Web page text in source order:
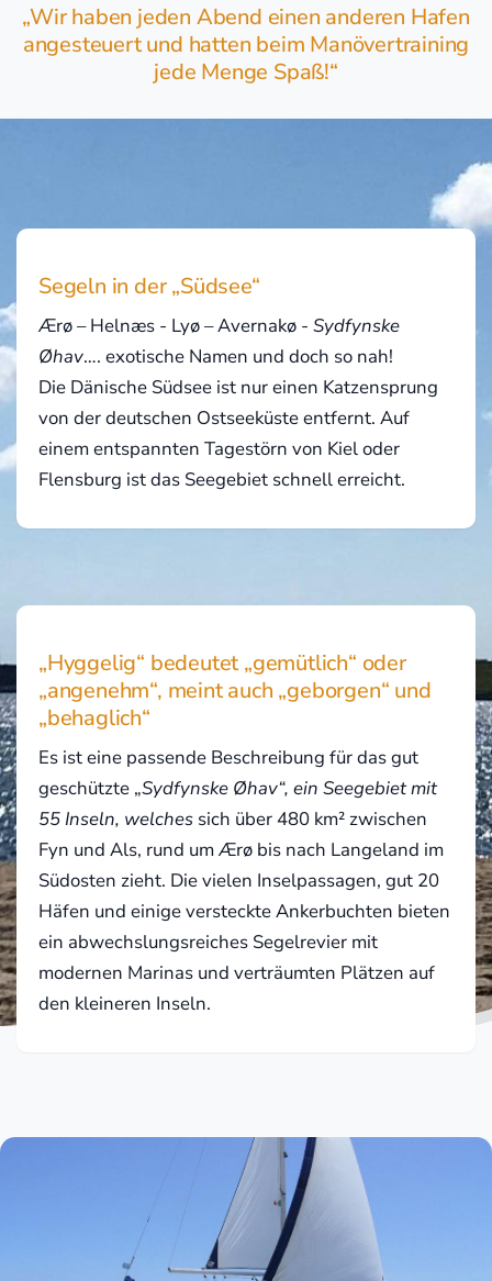
„Wir haben jeden Abend einen anderen Hafen
angesteuert und hatten beim Manövertraining
jede Menge Spaß!“
Segeln in der „Südsee“
Ærø – Helnæs - Lyø – Avernakø - Sydfynske
Øhav…. exotische Namen und doch so nah!
Die Dänische Südsee ist nur einen Katzensprung
von der deutschen Ostseeküste entfernt. Auf
einem entspannten Tagestörn von Kiel oder
Flensburg ist das Seegebiet schnell erreicht.
„Hyggelig“ bedeutet „gemütlich“ oder
„angenehm“, meint auch „geborgen“ und
„behaglich“
Es ist eine passende Beschreibung für das gut
geschützte „Sydfynske Øhav“, ein Seegebiet mit
55 Inseln, welches sich über 480 km² zwischen
Fyn und Als, rund um Ærø bis nach Langeland im
Südosten zieht. Die vielen Inselpassagen, gut 20
Häfen und einige versteckte Ankerbuchten bieten
ein abwechslungsreiches Segelrevier mit
modernen Marinas und verträumten Plätzen auf
den kleineren Inseln.